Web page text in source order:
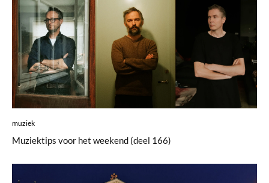
muziek
Muziektips voor het weekend (deel 166)